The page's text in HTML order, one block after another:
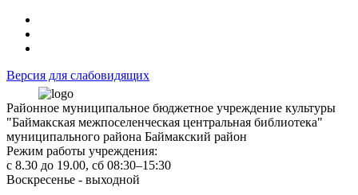
Версия для слабовидящих
Районное муниципальное бюджетное учреждение культуры
"Баймакская межпоселенческая центральная библиотека"
муниципального района Баймакский район
Режим работы учреждения:
с 8.30 до 19.00, сб 08:30–15:30
Воскресенье - выходной